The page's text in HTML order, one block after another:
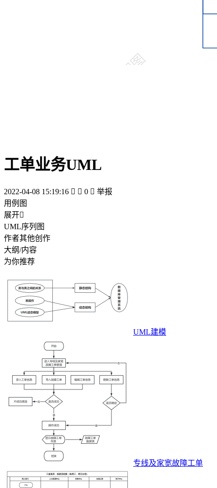
工单业务UML
2022-04-08 15:19:16   0  举报
用例图
展开
UML序列图
作者其他创作
大纲/内容
为你推荐
UML建模
专线及家宽故障工单